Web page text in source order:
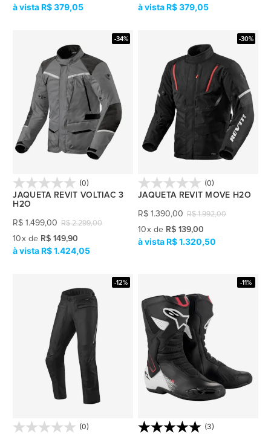
R$ 379,05 R$ 379,05
-34%
(0)
JAQUETA REVIT VOLTIAC 3
H2O
R$ 2.299,00
R$ 1.499,00
10x de R$ 149,90
R$ 1.424,05
-30%
(0)
JAQUETA REVIT MOVE H2O
R$ 1.992,00
R$ 1.390,00
10x de R$ 139,00
R$ 1.320,50
-12%
(0)
-11%
(3)